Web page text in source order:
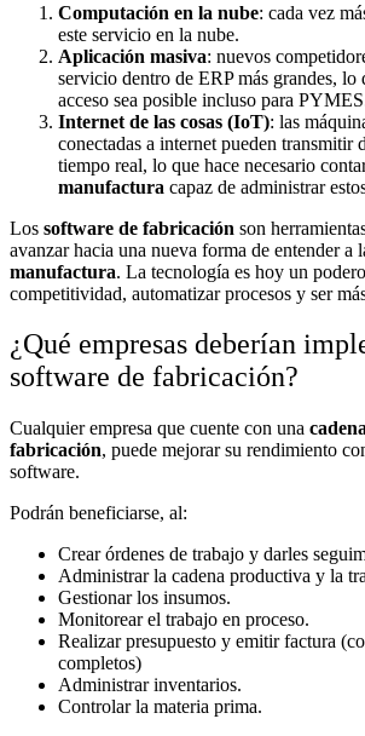
Computación en la nube: cada vez
este servicio en la nube.
Aplicación masiva: nuevos
servicio dentro de ERP más grandes, lo
acceso sea posible incluso para
Internet de las cosas (IoT): las
conectadas a internet pueden transmitir
tiempo real, lo que hace necesario
manufactura capaz de administrar
Los software de fabricación son
avanzar hacia una nueva forma de entender a
manufactura. La tecnología es hoy un
competitividad, automatizar procesos y ser
¿Qué empresas deberían
software de fabricación?
Cualquier empresa que cuente con una
fabricación, puede mejorar su rendimiento
software.
Podrán beneficiarse, al:
Crear órdenes de trabajo y darles
Administrar la cadena productiva y la
Gestionar los insumos.
Monitorear el trabajo en proceso.
Realizar presupuesto y emitir factura
completos)
Administrar inventarios.
Controlar la materia prima.